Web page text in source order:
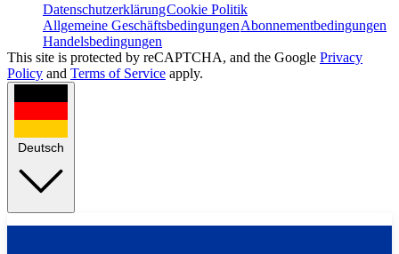
DatenschutzerklärungCookie Politik
Allgemeine GeschäftsbedingungenAbonnementbedingungen
Handelsbedingungen
This site is protected by reCAPTCHA, and the Google Privacy
Policy and Terms of Service apply.
Deutsch